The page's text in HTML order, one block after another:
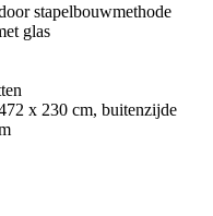
stapelbouwmethode
glas
x 230 cm, buitenzijde